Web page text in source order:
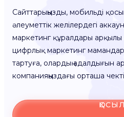
Сайттарыңызды, мобильді
әлеуметтік желілердегі
маркетинг құралдары арқылы
цифрлық маркетинг
тартуға, олардың адалдығын
компанияңыздағы орташа